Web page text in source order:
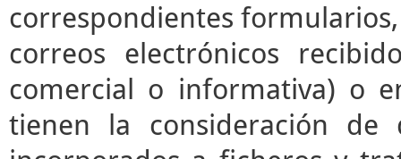
correspondientes
correos electrónicos
comercial o informativa) o
tienen la consideración de